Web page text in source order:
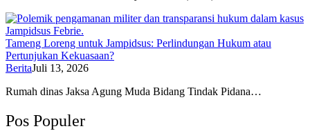
Tameng Loreng untuk Jampidsus: Perlindungan Hukum atau
Pertunjukan Kekuasaan?
BeritaJuli 13, 2026
Rumah dinas Jaksa Agung Muda Bidang Tindak Pidana…
Pos Populer